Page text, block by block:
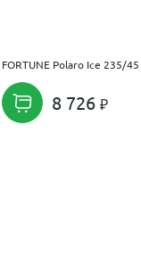
FORTUNE Polaro Ice 235/
8 726